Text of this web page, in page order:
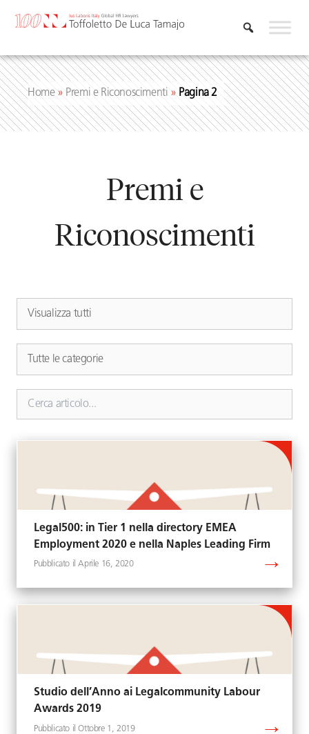
Home» Premi e Riconoscimenti » Pagina 2
Premi e
Riconoscimenti
Legal500: in Tier 1 nella directory EMEA
Employment 2020 e nella Naples Leading Firm
Aprile 16, 2020
Studio dell’Anno ai Legalcommunity Labour
Awards 2019
Ottobre 1, 2019